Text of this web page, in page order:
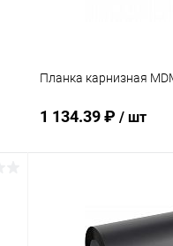
Планка карнизная
1 134.39 ₽ / шт
Купить в 1 клик